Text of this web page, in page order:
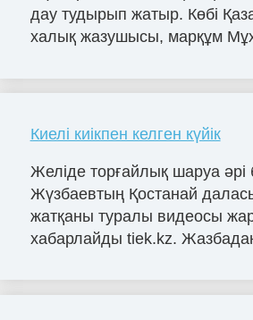
дау тудырып жатыр. Көбі
халық жазушысы, марқұм
Киелі киікпен келген күйік
Желіде торғайлық шаруа әрі
Жүзбаевтың Қостанай
жатқаны туралы видеосы
хабарлайды tiek.kz.